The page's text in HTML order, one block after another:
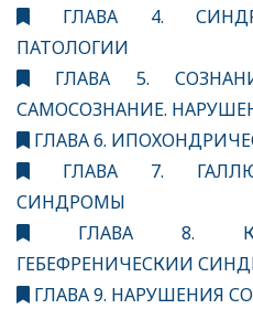
ГЛАВА 4.
ПАТОЛОГИИ
ГЛАВА 5.
САМОСОЗНАНИЕ.
ГЛАВА 6.
ГЛАВА 7.
СИНДРОМЫ
ГЛАВА 8.
ГЕБЕФРЕНИЧЕСКИИ
ГЛАВА 9. НАРУШЕНИЯ